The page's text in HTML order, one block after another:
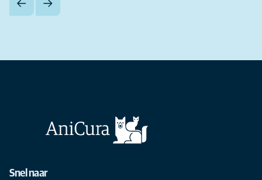
Snel naar